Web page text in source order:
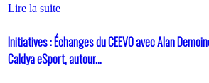
Lire la suite
Initiatives : Échanges du CEEVO avec Alan
Caldya eSport, autour...